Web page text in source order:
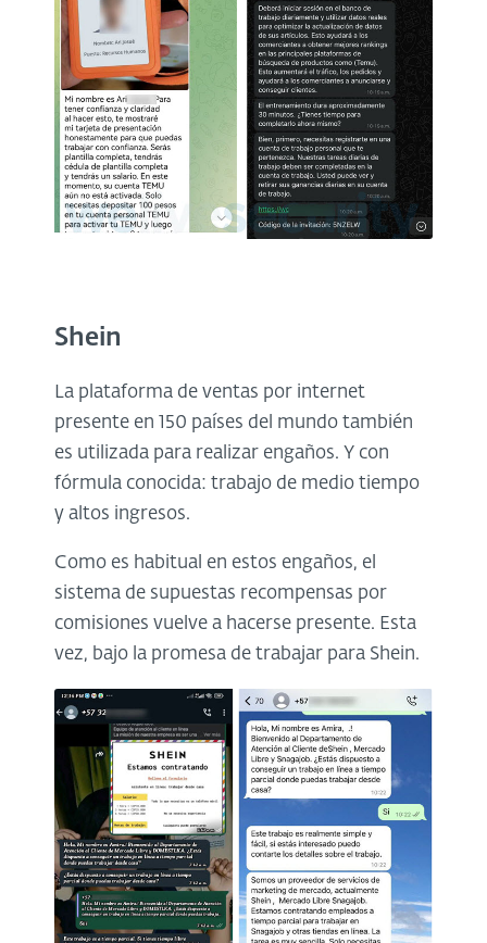
Shein
La plataforma de ventas por internet
presente en 150 países del mundo también
es utilizada para realizar engaños. Y con
fórmula conocida: trabajo de medio tiempo
y altos ingresos.
Como es habitual en estos engaños, el
sistema de supuestas recompensas por
comisiones vuelve a hacerse presente. Esta
vez, bajo la promesa de trabajar para Shein.